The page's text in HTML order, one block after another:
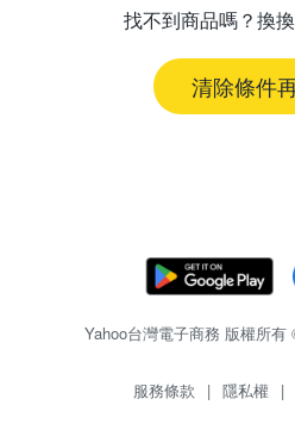
找不到商品嗎？換
清除條件
Yahoo台灣電子商務 版權所
服務條款 | 隱私權 |